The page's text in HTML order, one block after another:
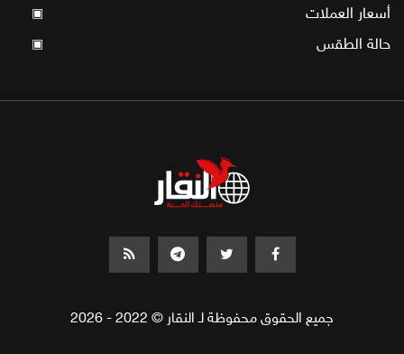
أسعار العملات ▣
حالة الطقس ▣
جميع الحقوق محفوظة لـ النقار © 2022 - 2026